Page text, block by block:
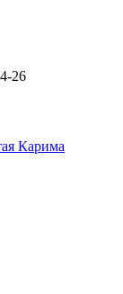
26
Карима